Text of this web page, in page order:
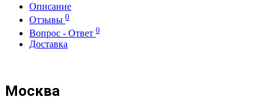
Описание
Отзывы 0
Вопрос - Ответ 0
Доставка
Москва